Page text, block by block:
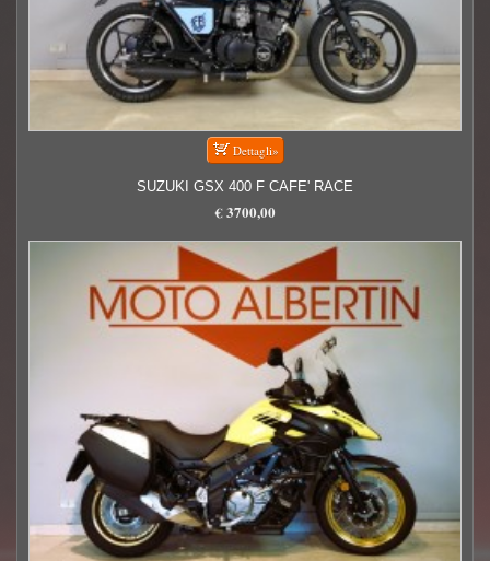
SUZUKI GSX 400 F CAFE' RACE
€ 3700,00